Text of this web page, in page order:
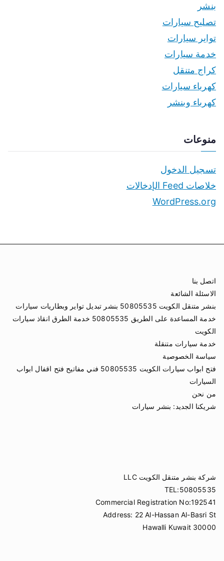
بنشر
تصليح سيارات
تواير سيارات
خدمة سيارات
كراج متنقل
كهرباء سيارات
كهرباء وبنشر
منوعات
تسجيل الدخول
خلاصات Feed الإدخالات
WordPress.org
اتصل بنا
الاسئلة الشائعة
بنشر متنقل الكويت 50805535 بنشر تبديل تواير وبطاريات سيارات
خدمة المساعدة على الطريق 50805535 خدمة الطرق انقاذ سيارات
الكويت
خدمة سيارات متنقلة
سياسة الخصوصية
فتح ابواب سيارات الكويت 50805535 فني مفاتيح فتح اقفال ابواب
السيارات
من نحن
شريكنا الجديد: بنشر سيارات
شركة بنشر متنقل الكويت LLC
TEL:50805535
Commercial Registration No:192541
Address: 22 Al-Hassan Al-Basri St
Hawalli Kuwait 30000